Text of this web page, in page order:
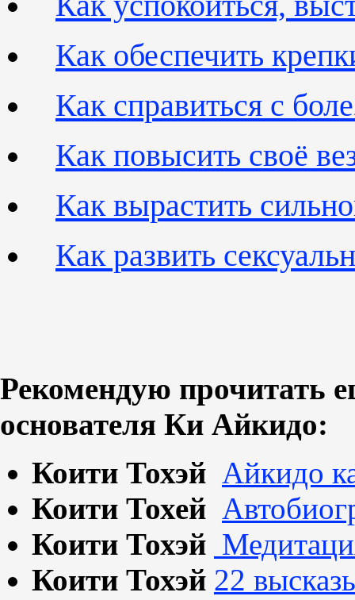
Как обеспечить
Как справиться с
Как повысить своё
Как вырастить
Как развить
Рекомендую прочитать
основателя Ки Айкидо:
Коити Тохэй Айкидо
Коити Тохей
Коити Тохэй
Коити Тохэй 22